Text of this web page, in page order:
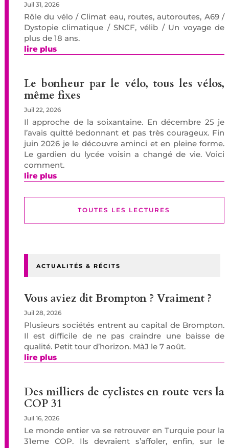
Juil 31, 2026
Rôle du vélo / Climat eau, routes, autoroutes, A69 /
Dystopie climatique / SNCF, vélib / Un voyage de
plus de 18 ans.
lire plus
Le bonheur par le vélo, tous les vélos,
même fixes
Juil 22, 2026
Il approche de la soixantaine. En décembre 25 je
l’avais quitté bedonnant et pas très courageux. Fin
juin 2026 je le découvre aminci et en pleine forme.
Le gardien du lycée voisin a changé de vie. Voici
comment.
lire plus
TOUTES LES LECTURES
ACTUALITÉS & RÉCITS
Vous aviez dit Brompton ? Vraiment ?
Juil 28, 2026
Plusieurs sociétés entrent au capital de Brompton.
Il est difficile de ne pas craindre une baisse de
qualité. Petit tour d’horizon. MàJ le 7 août.
lire plus
Des milliers de cyclistes en route vers la
COP 31
Juil 16, 2026
Le monde entier va se retrouver en Turquie pour la
31eme COP. Ils devraient s’affoler, enfin, sur le